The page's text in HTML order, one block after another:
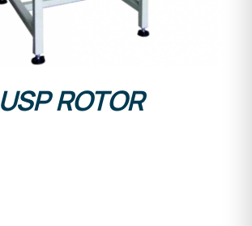
USP ROTOR